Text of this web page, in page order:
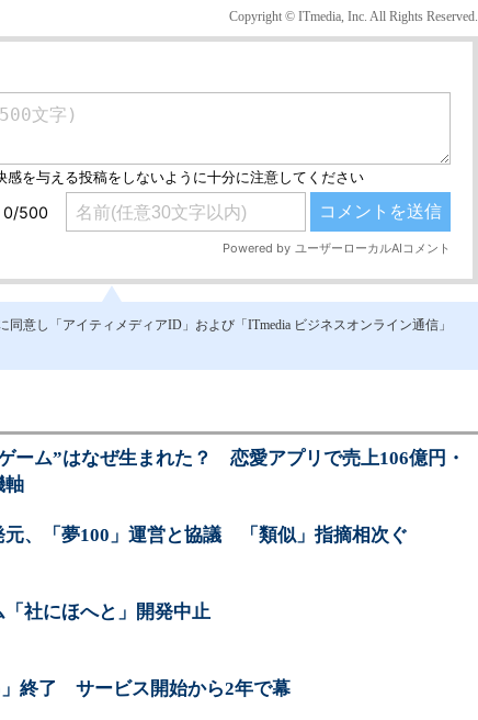
Copyright © ITmedia, Inc. All Rights Reserved.
意し「アイティメディアID」および「ITmedia ビジネスオンライン通信」
ーム”はなぜ生まれた？ 恋愛アプリで売上106億円・
軸
元、「夢100」運営と協議 「類似」指摘相次ぐ
社にほへと」開発中止
終了 サービス開始から2年で幕